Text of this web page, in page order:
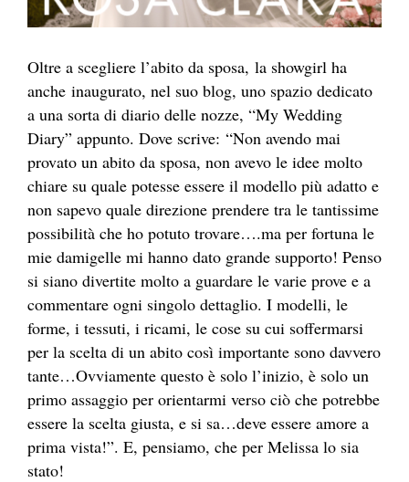
Oltre a scegliere l’abito da sposa, la showgirl ha
anche inaugurato, nel suo blog, uno spazio dedicato
a una sorta di diario delle nozze, “My Wedding
Diary” appunto. Dove scrive: “Non avendo mai
provato un abito da sposa, non avevo le idee molto
chiare su quale potesse essere il modello più adatto e
non sapevo quale direzione prendere tra le tantissime
possibilità che ho potuto trovare….ma per fortuna le
mie damigelle mi hanno dato grande supporto! Penso
si siano divertite molto a guardare le varie prove e a
commentare ogni singolo dettaglio. I modelli, le
forme, i tessuti, i ricami, le cose su cui soffermarsi
per la scelta di un abito così importante sono davvero
tante…Ovviamente questo è solo l’inizio, è solo un
primo assaggio per orientarmi verso ciò che potrebbe
essere la scelta giusta, e si sa…deve essere amore a
prima vista!”. E, pensiamo, che per Melissa lo sia
stato!